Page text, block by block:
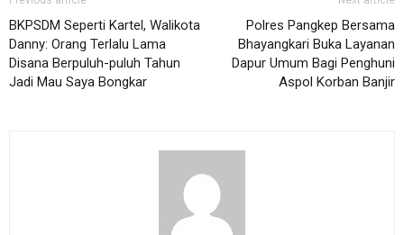
BKPSDM Seperti Kartel, Walikota
Danny: Orang Terlalu Lama
Disana Berpuluh-puluh Tahun
Jadi Mau Saya Bongkar
Polres Pangkep Bersama
Bhayangkari Buka Layanan
Dapur Umum Bagi Penghuni
Aspol Korban Banjir